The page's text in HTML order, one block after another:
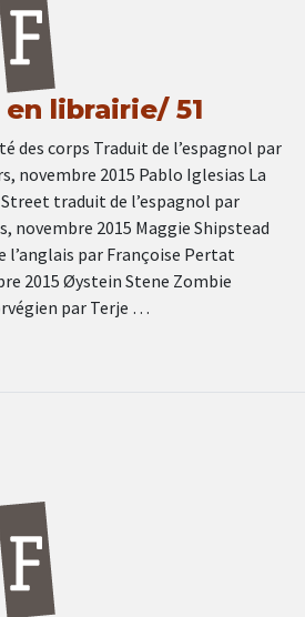
librairie/ 51
des corps Traduit de l’espagnol par
novembre 2015 Pablo Iglesias La
traduit de l’espagnol par
novembre 2015 Maggie Shipstead
par Françoise Pertat
2015 Øystein Stene Zombie
par Terje …